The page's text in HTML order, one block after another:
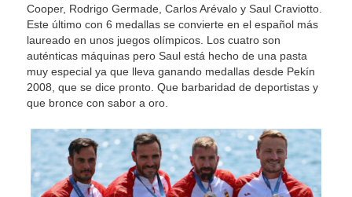
Cooper, Rodrigo Germade, Carlos Arévalo y Saul Craviotto.
Este último con 6 medallas se convierte en el español más
laureado en unos juegos olímpicos. Los cuatro son
auténticas máquinas pero Saul está hecho de una pasta
muy especial ya que lleva ganando medallas desde Pekín
2008, que se dice pronto. Que barbaridad de deportistas y
que bronce con sabor a oro.